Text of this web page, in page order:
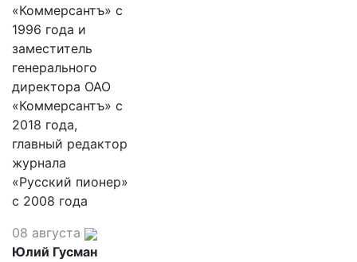
«Коммерсантъ» с
1996 года и
заместитель
генерального
директора ОАО
«Коммерсантъ» с
2018 года,
главный редактор
журнала
«Русский пионер»
с 2008 года
08 августа
Юлий Гусман